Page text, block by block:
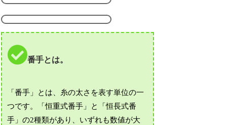
番手とは。
「番手」とは、糸の太さを表す単位の一
つです。「恒重式番手」と「恒長式番
手」の2種類があり、いずれも数値が大